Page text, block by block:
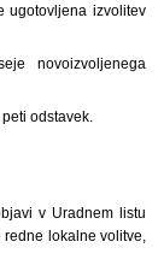
ugotovljena izvolitev
novoizvoljenega
odstavek.
v Uradnem listu
redne lokalne volitve,